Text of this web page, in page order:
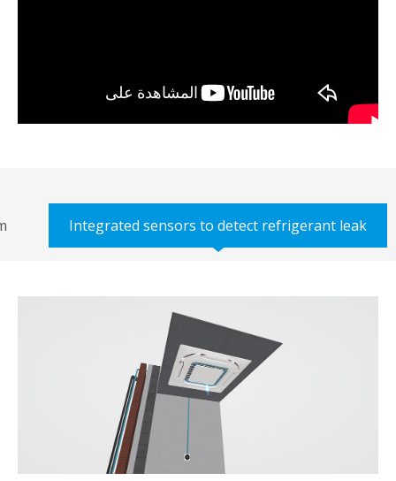
Integrated sensors to detect
alarm